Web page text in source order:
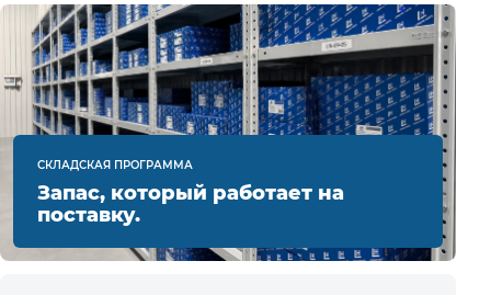
СКЛАДСКАЯ ПРОГРАММА
Запас, который работает на
поставку.